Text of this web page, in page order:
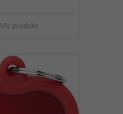
Vis produkt